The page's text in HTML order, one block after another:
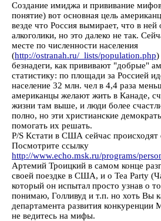
Создание имиджа и прививание
понятие) вот основная цель
везде что Россия вымирает, что в ней
алкоголики, но это далеко не так.
месте по численности населения
(http://ostranah.ru/_lists/population.php)
безнадеги, как прививают "добрые"
статистику: по площади за Россией
население 32 млн. чел в 4,4 раза
американцы желают жить в Канаде,
жизни там выше, и люди более
полно, но эти христианские
помогать их решать.
P/S Кстати в США сейчас происходят
Посмотрите ссылку
http://www.echo.msk.ru/programs/
Артемий Троицкий в самом конце
своей поездке в США, и о Tea Party
который он испытал просто узнав о
понимаю, Голливуд и т.п. но хоть Вы
департамента развития конкуренции
не ведитесь на мифы.